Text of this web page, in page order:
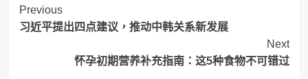
Post
Navigation
Previous
习近平提出四点建议，推动中韩关系新发展
Next
怀孕初期营养补充指南：这5种食物不可错过